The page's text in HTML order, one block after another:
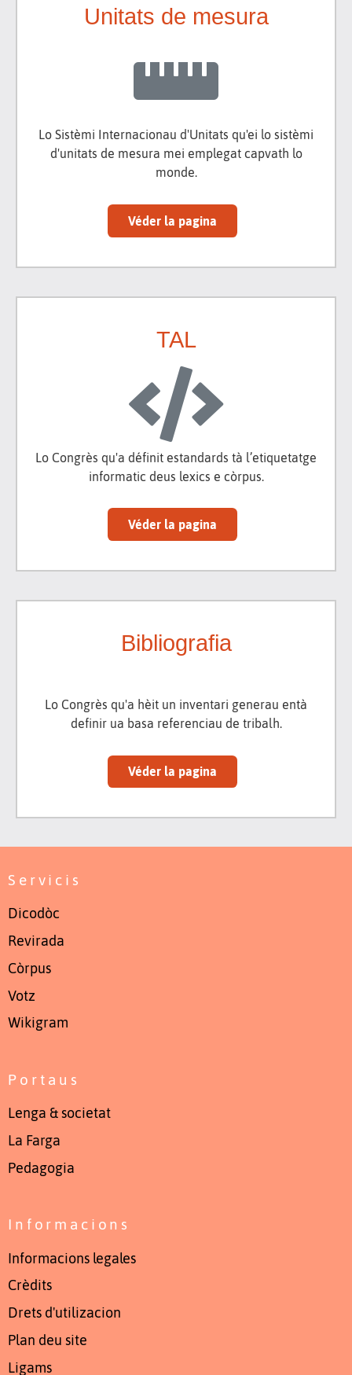
Unitats de mesura
Lo Sistèmi Internacionau d'Unitats qu'ei lo sistèmi
d'unitats de mesura mei emplegat capvath lo
monde.
Véder la pagina
TAL
Lo Congrès qu'a définit estandards tà l’etiquetatge
informatic deus lexics e còrpus.
Véder la pagina
Bibliografia
Lo Congrès qu'a hèit un inventari generau entà
definir ua basa referenciau de tribalh.
Véder la pagina
Servicis
Dicodòc
Revirada
Còrpus
Votz
Wikigram
Portaus
Lenga & societat
La Farga
Pedagogia
Informacions
Informacions legales
Crèdits
Drets d'utilizacion
Plan deu site
Ligams